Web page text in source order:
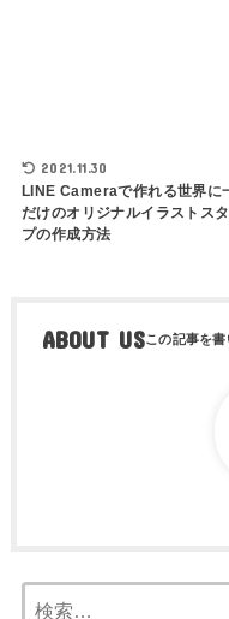
2021.11.30
LINE Cameraで作れる世界に
だけのオリジナルイラストス
プの作成方法
ABOUT US